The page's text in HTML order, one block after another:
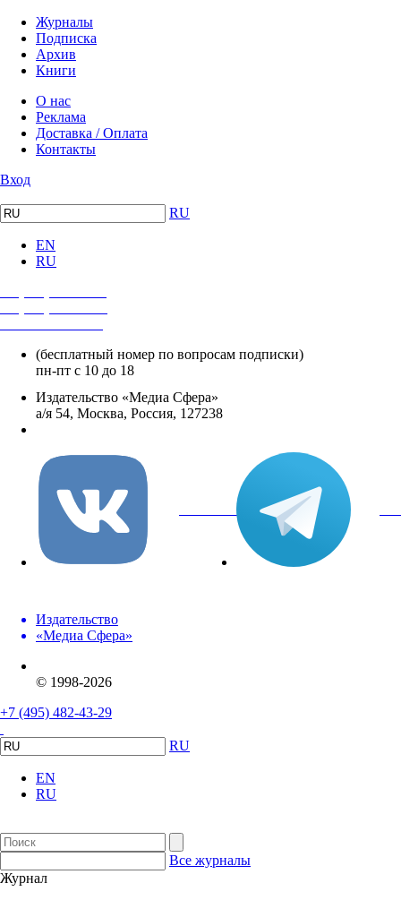
Журналы
Подписка
Архив
Книги
О нас
Реклама
Доставка / Оплата
Контакты
Вход
RU
EN
RU
(бесплатный номер по вопросам подписки)
пн-пт с 10 до 18
Издательство «Медиа Сфера»
а/я 54, Москва, Россия, 127238
вКонтакте
Издательство
«Медиа Сфера»
© 1998-2026
+7 (495) 482-43-29
RU
EN
RU
Все журналы
Журнал